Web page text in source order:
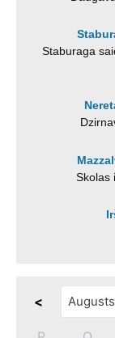
Staburaga
Skolas
<